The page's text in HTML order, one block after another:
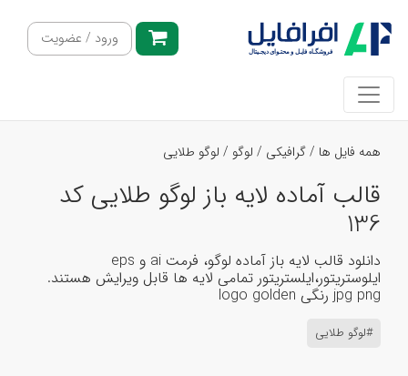
ورود / عضویت
همه فایل ها /گرافیکی / لوگو / لوگو طلایی
قالب آماده لایه باز لوگو طلایی کد
136
دانلود قالب لایه باز آماده لوگو، فرمت ai و eps
ایلوستریتور،ایلستریتور تمامی لایه ها قابل ویرایش هستند.
jpg png رنگی logo golden
#لوگو طلایی